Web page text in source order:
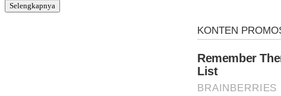
Selengkapnya